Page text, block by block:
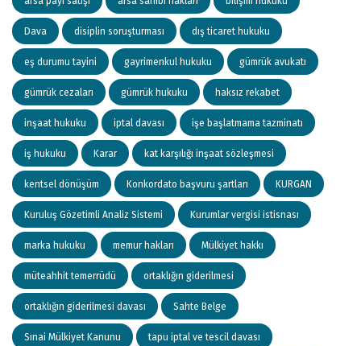
Dava disiplin soruşturması dış ticaret hukuku
eş durumu tayini gayrimenkul hukuku gümrük avukatı
gümrük cezaları gümrük hukuku haksız rekabet
inşaat hukuku iptal davası işe başlatmama tazminatı
iş hukuku Karar kat karşılığı inşaat sözleşmesi
kentsel dönüşüm Konkordato başvuru şartları KURGAN
Kuruluş Gözetimli Analiz Sistemi Kurumlar vergisi istisnası
marka hukuku memur hakları Mülkiyet hakkı
müteahhit temerrüdü ortaklığın giderilmesi
ortaklığın giderilmesi davası Sahte Belge
Sınai Mülkiyet Kanunu tapu iptal ve tescil davası